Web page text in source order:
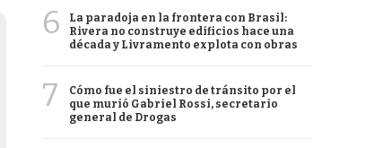
6
La paradoja en la frontera con Brasil:
Rivera no construye edificios hace una
década y Livramento explota con obras
7
Cómo fue el siniestro de tránsito por el
que murió Gabriel Rossi, secretario
general de Drogas